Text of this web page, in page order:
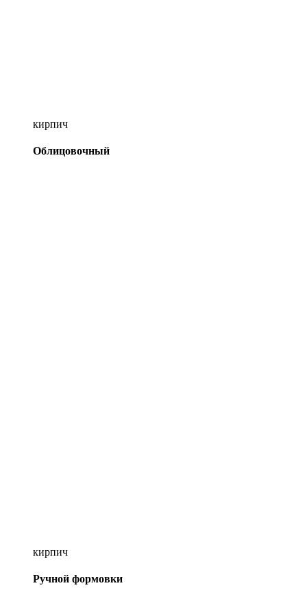
кирпич
Облицовочный
кирпич
Ручной формовки